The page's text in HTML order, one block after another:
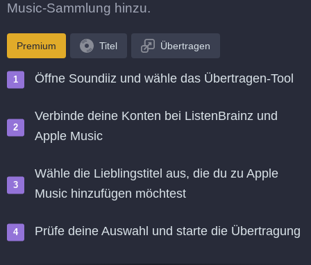
Music-Sammlung hinzu.
Premium Titel Übertragen
Öffne Soundiiz und wähle das Übertragen-Tool
Verbinde deine Konten bei ListenBrainz und
Apple Music
Wähle die Lieblingstitel aus, die du zu Apple
Music hinzufügen möchtest
Prüfe deine Auswahl und starte die Übertragung